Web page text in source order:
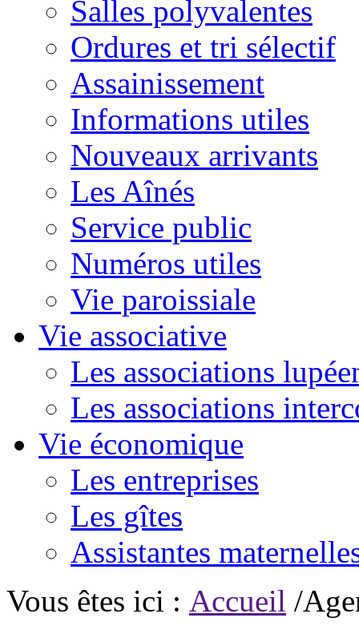
Salles polyvalentes
Ordures et tri sélectif
Assainissement
Informations utiles
Nouveaux arrivants
Les Aînés
Service public
Numéros utiles
Vie paroissiale
Vie associative
Les associations
Les associations
Vie économique
Les entreprises
Les gîtes
Assistantes
Vous êtes ici : Accueil /